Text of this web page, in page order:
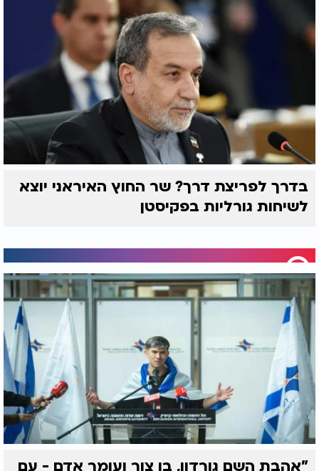
בדרך לפריצת דרך? שר החוץ האיראני יוצא
לשיחות גורליות בפקיסטן
"אהבת השם גורדון, בן צור ועומר אדם - עם